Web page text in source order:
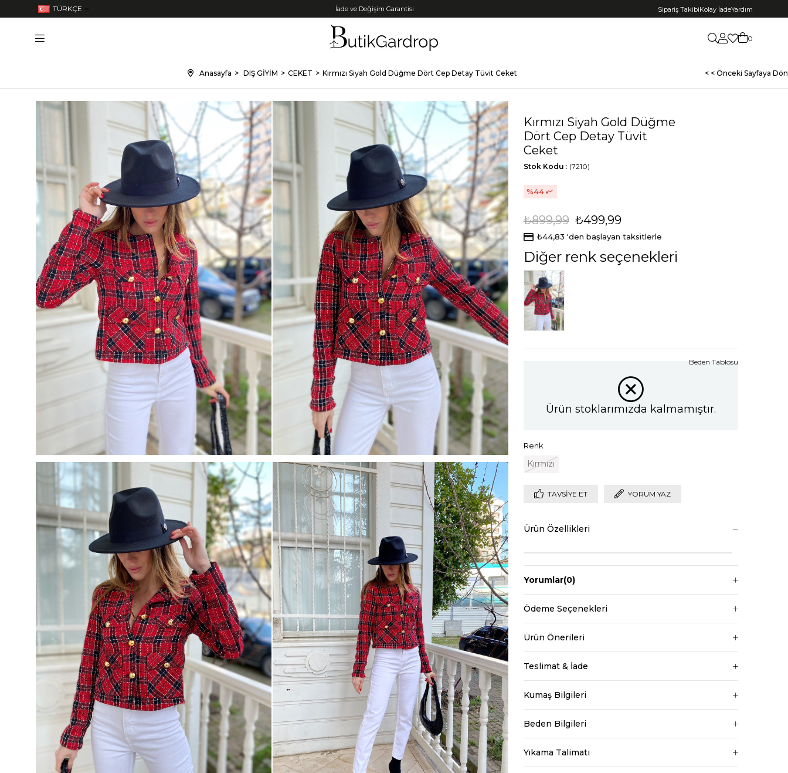
TÜRKÇE Tüm Kredi Kartlarına +12 Taksit İmkanı! Sipariş TakibiKolay İadeYardım
0
Anasayfa DIŞ GİYİM CEKET Kırmızı Siyah Gold Düğme Dört Cep Detay Tüvit Ceket < < Önceki Sayfaya Dön
Kırmızı Siyah Gold Düğme
Dört Cep Detay Tüvit
Ceket
(7210)
Stok Kodu
44
₺899,99 ₺499,99
₺44,83 'den başlayan taksitlerle
Diğer renk seçenekleri
Tükendi
Ürün stoklarımızda kalmamıştır.
Renk
Kırmızı
Beden Tablosu
TAVSIYE ET YORUM YAZ
Ürün Özellikleri
Yorumlar(0)
Ödeme Seçenekleri
Ürün Önerileri
Teslimat & İade
Kumaş Bilgileri
Beden Bilgileri
Yıkama Talimatı